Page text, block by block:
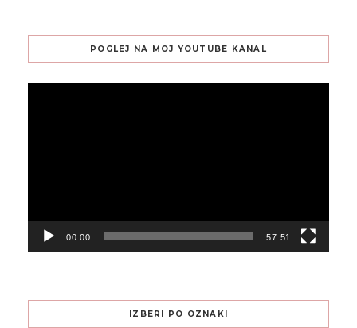
POGLEJ NA MOJ YOUTUBE KANAL
00:00 57:51
IZBERI PO OZNAKI